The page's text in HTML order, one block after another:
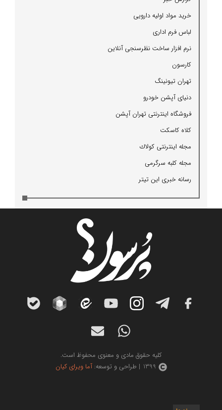
خرید مواد اولیه دارویی
لباس فرم اداری
نرم افزار ساخت نظرسنجی آنلاین
كارسون
تهران تیونینگ
دنیای آپشن خودرو
فروشگاه اینترنتی تهران آپشن
كلاه كاسكت
مجله اینترنتی كولاك
مجله كلبه سرگرمی
رسانه خبری این تیتر
کلیه حقوق مادی و معنوی محفوظ است.
1399 | طراحی و توسعه:
آما ویرای کیان